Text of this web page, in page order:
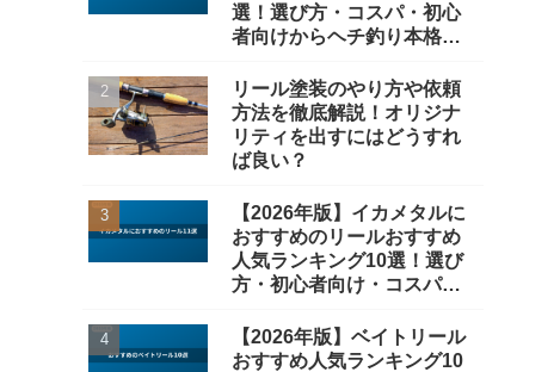
選！選び方・コスパ・初心
者向けからヘチ釣り本格派
リール塗装のやり方や依頼
方法を徹底解説！オリジナ
リティを出すにはどうすれ
ば良い？
【2026年版】イカメタルに
おすすめのリールおすすめ
人気ランキング10選！選び
方・初心者向け・コスパ重
【2026年版】ベイトリール
おすすめ人気ランキング10